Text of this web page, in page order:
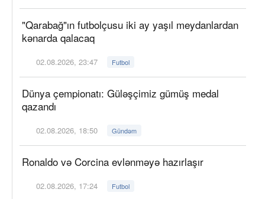
"Qarabağ"ın futbolçusu iki ay yaşıl meydanlardan
kənarda qalacaq
02.08.2026, 23:47 Futbol
Dünya çempionatı: Güləşçimiz gümüş medal
qazandı
02.08.2026, 18:50 Gündəm
Ronaldo və Corcina evlənməyə hazırlaşır
02.08.2026, 17:24 Futbol